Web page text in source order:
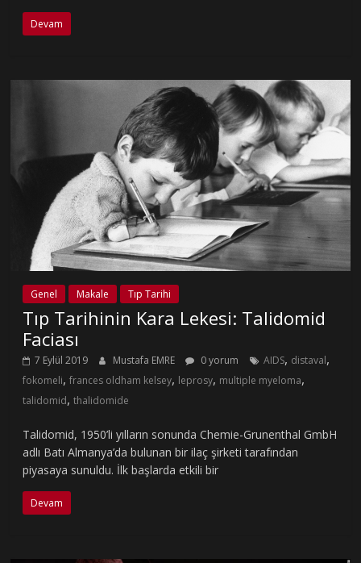
Devam
Genel Makale Tıp Tarihi
Tıp Tarihinin Kara Lekesi: Talidomid
Faciası
7 Eylül 2019 Mustafa EMRE 0 yorum AIDS, distaval,
fokomeli,frances oldham kelsey, leprosy, multiple myeloma,
talidomid,thalidomide
Talidomid, 1950’li yılların sonunda Chemie-Grunenthal GmbH
adlı Batı Almanya’da bulunan bir ilaç şirketi tarafından
piyasaya sunuldu. İlk başlarda etkili bir
Devam